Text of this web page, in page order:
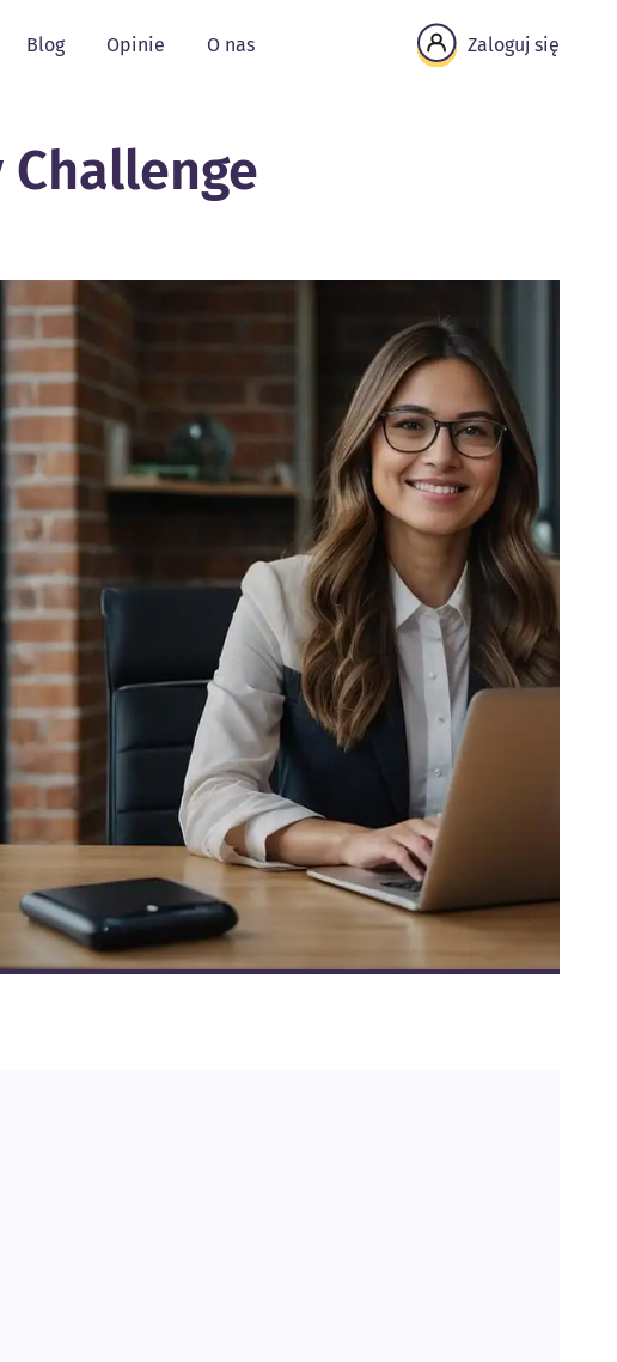
Blog Opinie O nas Zaloguj się
Challenge